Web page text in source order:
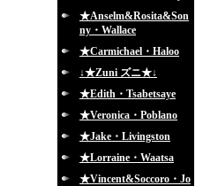
★Anselm&Rosita&Son
ny・Wallace
★Carmichael・Haloo
↓★Zuni ズニ★↓
★Edith・Tsabetsaye
★Veronica・Poblano
★Jake・Livingston
★Lorraine・Waatsa
★Vincent&Soccoro・Jo